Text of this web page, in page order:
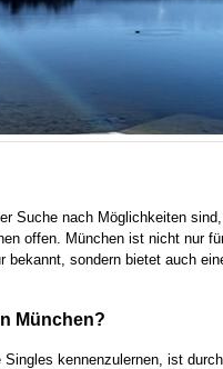
Suche nach Möglichkeiten
offen. München ist nicht nur
bekannt, sondern bietet auch
München?
kennenzulernen, ist